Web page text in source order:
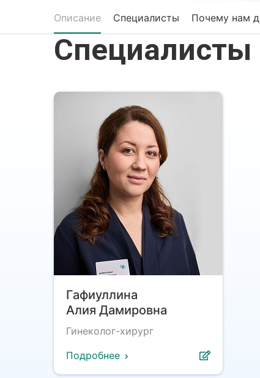
Описание Специалисты Почему нам
Специалисты
Гафиуллина
Алия Дамировна
Гинеколог-хирург
Подробнее